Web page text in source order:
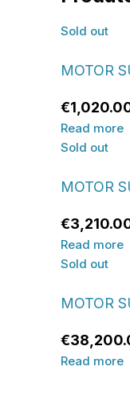
Sold out
MOTOR
€
Read more
Sold out
MOTOR
€
Read more
Sold out
MOTOR
€
Read more